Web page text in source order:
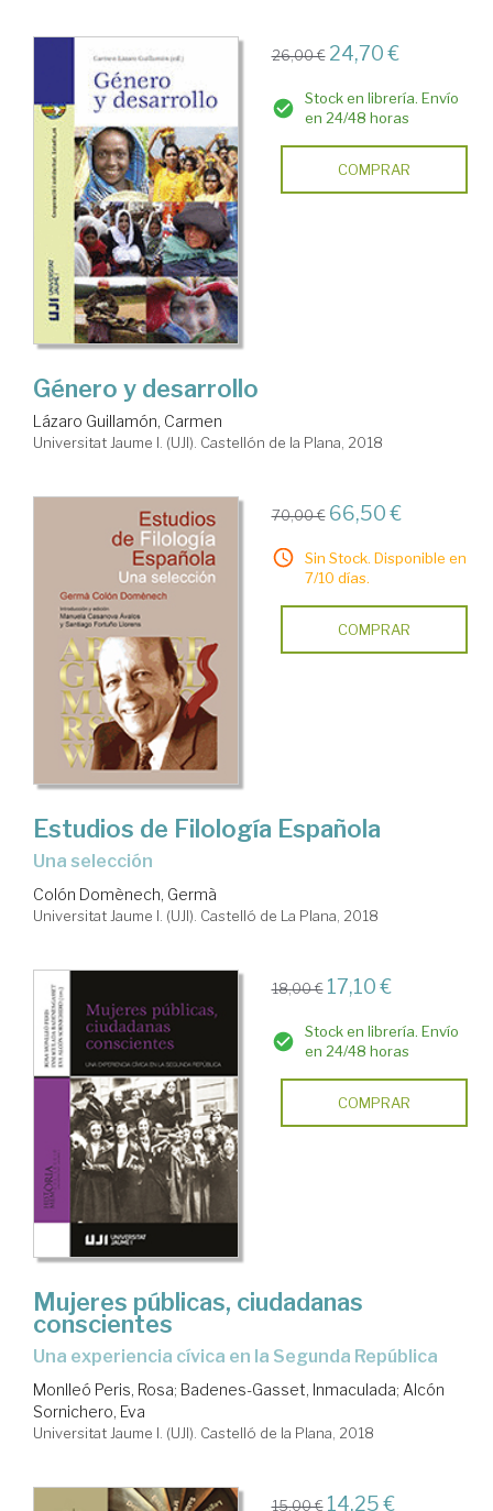
26,00 € 24,70 €
Stock en librería. Envío
en 24/48 horas
COMPRAR
Género y desarrollo
Lázaro Guillamón, Carmen
Universitat Jaume I. (UJI). Castellón de la Plana, 2018
70,00 € 66,50 €
Sin Stock. Disponible en
7/10 días.
COMPRAR
Estudios de Filología Española
una selección
Colón Domènech, Germà
Universitat Jaume I. (UJI). Castelló de La Plana, 2018
18,00 € 17,10 €
Stock en librería. Envío
en 24/48 horas
COMPRAR
Mujeres públicas, ciudadanas
conscientes
una experiencia cívica en la Segunda República
Monlleó Peris, Rosa; Badenes-Gasset, Inmaculada; Alcón
Sornichero, Eva
Universitat Jaume I. (UJI). Castelló de la Plana, 2018
15,00 € 14,25 €